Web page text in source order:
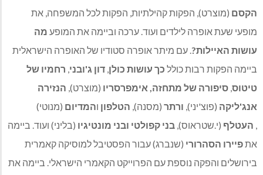
הקסם (מוצרט), הפקות קהילתיות, הפקות לכל המשפחה, את
מופעי שעת אופרה לילדים ועוד. ערכה וביימה את המופע מה
עושות האיילות?. עם מיתר אופרה סטודיו של האופרה הישראלית
ביימה הפקות רבות כולל כך עושות כולן, דון ג'ובני, רחמיו של
טיטוס, סיפורה של מתחזה, אימפרסריו (מוצרט), הנזירה
אנג'ליקה (פוצ'יני), ורתר (מסנה), הטלפון והמדיום (מנוטי)
, העטלף (י.שטראוס), בני קפולטי ובני מונטיגיו (בליני) ועוד. ביימה
אתפיירו הסהרורי (שנברג) עבור הפסטיבל למוסיקה קאמרית
בירושלים והפקה נוספת עם הפרוייקט הקאמרי הישראלי. ביימה את